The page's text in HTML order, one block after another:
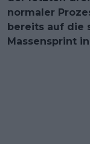
normaler
bereits auf die
Massensprint